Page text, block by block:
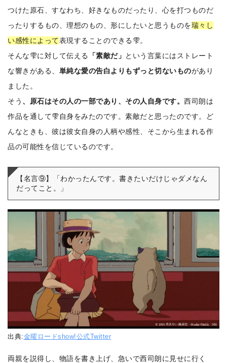
つけた原石、すなわち、好きなものだったり、心を打つものだ
ったりするもの、理想のもの、形にしたいと思うものを瑞々し
い感性によって表現することのできる雫。
そんな雫に対して伝える
「素敵だ」 という言葉にはストレート
な響きがある、 単純な愛の告白よりもずっと切ないものがあり
ました。
そう 、原石はその人の一部であり、その人自身です。西司朗は
作品を通して雫自身をみたのです。素敵だと思ったのです。ど
んなときも、彼は彼女自身の人柄や感性、そこから生まれる作
品の可能性を信じているのです。
【名言⑨】「わかったんです。書きたいだけじゃダメなん
だってこと。」
出典:金曜ロードshow!公式Twitter
両親を説得し、物語を書き上げ、急いで西司朗に見せに行く